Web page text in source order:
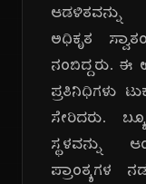
ಆಡಳಿತವನ್ನು
ಅಧಿಕೃತ
ನಂಬಿದ್ದರು. ಈ
ಪ್ರತಿನಿಧಿಗಳು
ಸೇರಿದರು.
ಸ್ಥಳವನ್ನು
ಪ್ರಾಂತ್ಯಗಳ